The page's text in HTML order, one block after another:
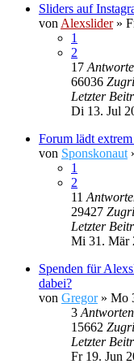
Sliders auf
von Alexslider»
1
2
17
66036
Letzter
Di 13. Jul
Forum lädt
von Sponskonaut
1
2
11
29427
Letzter
Mi 31. Mär
Spenden für
dabei?
von Gregor» Mo
3 Antworten
15662
Letzter
Fr 19. Jun